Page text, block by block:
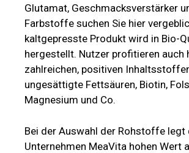
Glutamat, Geschmacksverstärker
Farbstoffe suchen Sie hier
kaltgepresste Produkt wird in Bio-
hergestellt. Nutzer profitieren auch
zahlreichen, positiven
ungesättigte Fettsäuren, Biotin,
Magnesium und Co.
Bei der Auswahl der Rohstoffe legt
Unternehmen MeaVita hohen Wert